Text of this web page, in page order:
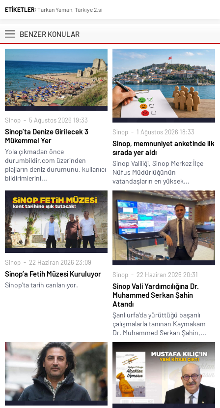
ETİKETLER: Tarkan Yaman, Türkiye 2.si
BENZER KONULAR
Sinop 5 Ağustos 2026 19:33
Sinop’ta Denize Girilecek 3
Mükemmel Yer
Yola çıkmadan önce
durumbildir.com üzerinden
plajların deniz durumunu, kullanıcı
bildirimlerini...
Sinop 1 Ağustos 2026 18:33
Sinop, memnuniyet anketinde ilk
sırada yer aldı
Sinop Valiliği, Sinop Merkez İlçe
Nüfus Müdürlüğünün
vatandaşların en yüksek...
Sinop 22 Haziran 2026 23:09
Sinop’a Fetih Müzesi Kuruluyor
Sinop'ta tarih canlanıyor.
Sinop 22 Haziran 2026 20:31
Sinop Vali Yardımcılığına Dr.
Muhammed Serkan Şahin
Atandı
Şanlıurfa'da yürüttüğü başarılı
çalışmalarla tanınan Kaymakam
Dr. Muhammed Serkan Şahin,...